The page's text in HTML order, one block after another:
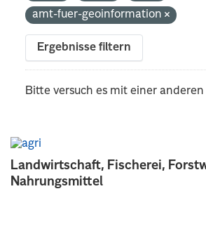
Landwirtschaft, Fischerei,
Nahrungsmittel
amt-fuer-geoinformation
Ergebnisse filtern
Bitte versuch es mit einer anderen